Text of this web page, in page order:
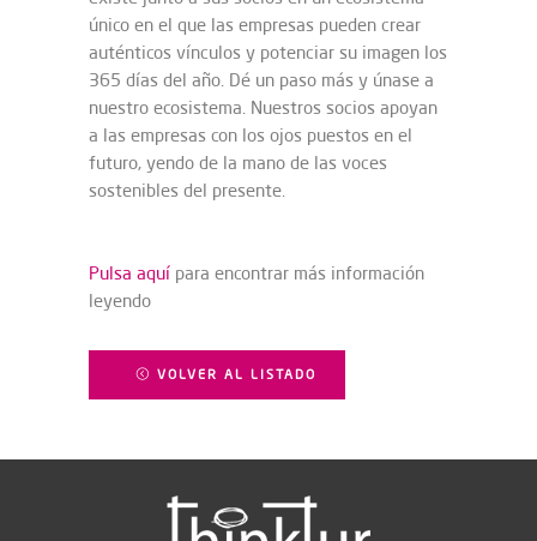
único en el que las empresas pueden crear
auténticos vínculos y potenciar su imagen los
365 días del año. Dé un paso más y únase a
nuestro ecosistema. Nuestros socios apoyan
a las empresas con los ojos puestos en el
futuro, yendo de la mano de las voces
sostenibles del presente.
Pulsa aquí para encontrar más información
leyendo
VOLVER AL LISTADO